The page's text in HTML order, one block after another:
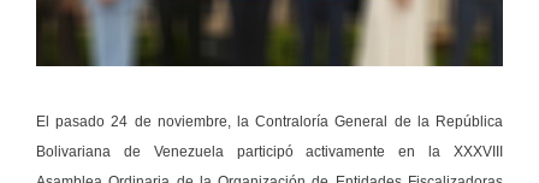
El pasado 24 de noviembre, la Contraloría General de la República
Bolivariana de Venezuela participó activamente en la XXXVIII